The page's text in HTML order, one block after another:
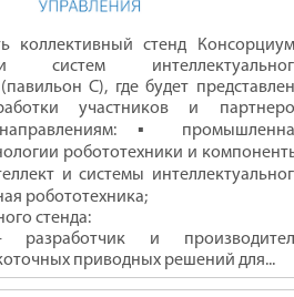
коллективный стенд
систем
С), где будет
участников и
▪
робототехники и
и системы
робототехника;
стенда:
разработчик и
приводных решений для...